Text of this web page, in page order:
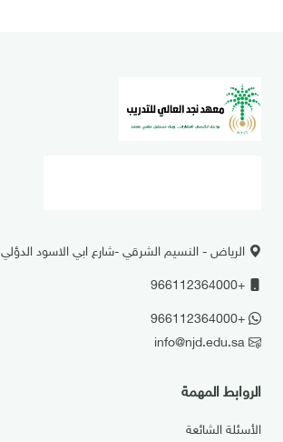
الرياض - النسيم الشرقي -شارع ابي الاسود الدؤلي
+966112364000
+966112364000
info@njd.edu.sa
الروابط المهمة
الأسئلة الشائعة